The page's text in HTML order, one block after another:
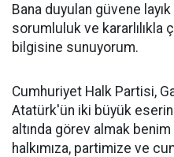
Bana duyulan güvene
sorumluluk ve kararlılıkla
bilgisine sunuyorum.
Cumhuriyet Halk Partisi,
Atatürk'ün iki büyük
altında görev almak
halkımıza, partimize ve